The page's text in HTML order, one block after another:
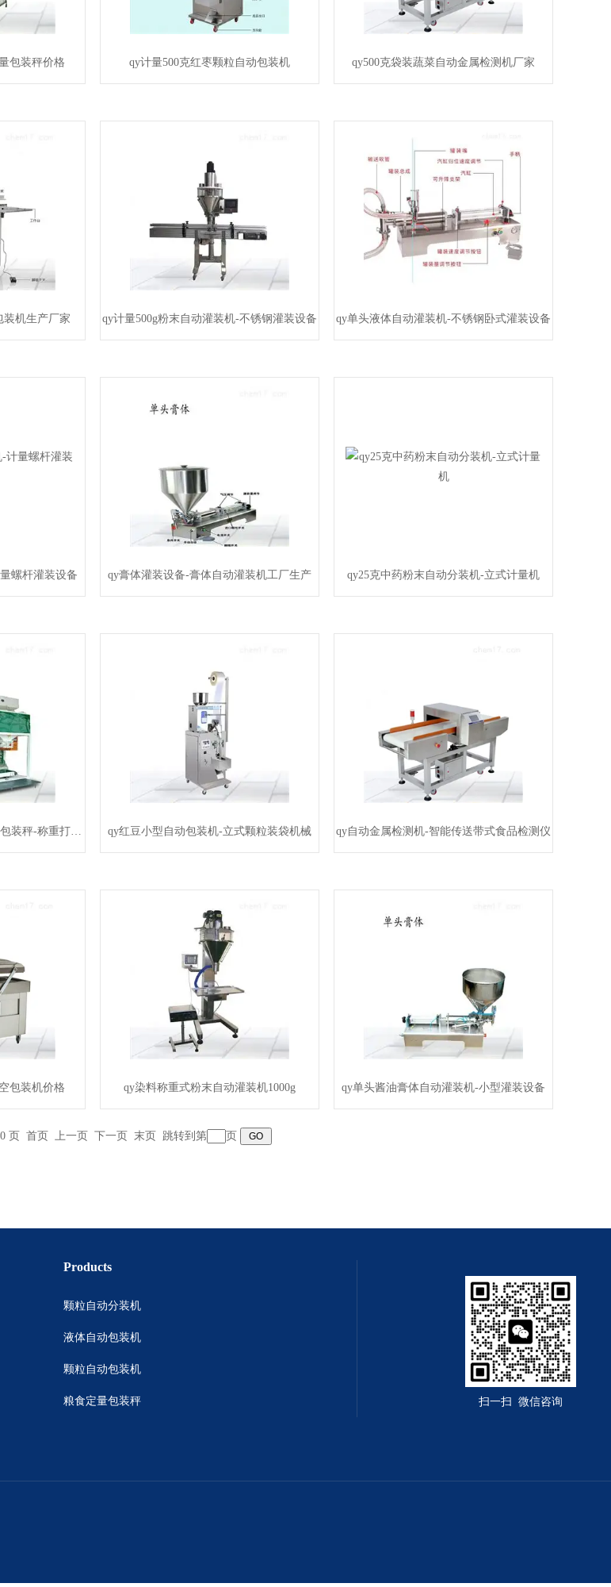
包装秤价格 qy计量500克红枣颗粒自动包装机 qy500克袋装蔬菜自动金属检测机厂家
装机生产厂家 qy计量500g粉末自动灌装机-不锈钢灌装设备 qy单头液体自动灌装机-不锈钢卧式灌装设备
螺杆灌装设备 qy膏体灌装设备-膏体自动灌装机工厂生产 qy25克中药粉末自动分装机-立式计量机
qy粮食双斗50公斤玉米定量包装秤-称重打包机 qy红豆小型自动包装机-立式颗粒装袋机械 qy自动金属检测机-智能传送带式食品检测仪
包装机价格 qy染料称重式粉末自动灌装机1000g qy单头酱油膏体自动灌装机-小型灌装设备
页 首页 上一页 下一页 末页 跳转到第 页
Products
颗粒自动分装机
液体自动包装机
颗粒自动包装机
粮食定量包装秤 扫一扫 微信咨询